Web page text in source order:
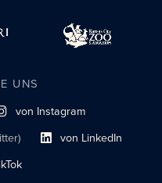
UNS
zum sozialen Profil
von Instagram
Link Link zum sozialen Profil
von LinkedIn
Profil